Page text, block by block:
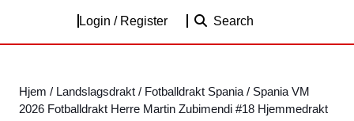
Login / RegisterLogin
Search
Hjem / Landslagsdrakt / Fotballdrakt Spania / Spania VM
2026 Fotballdrakt Herre Martin Zubimendi #18 Hjemmedrakt